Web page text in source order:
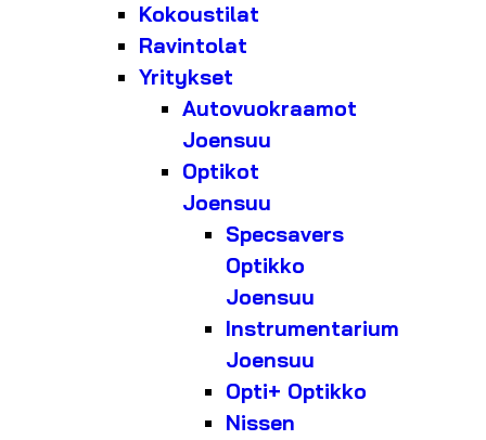
Kokoustilat
Ravintolat
Yritykset
Autovuokraamot
Joensuu
Optikot
Joensuu
Specsavers
Optikko
Joensuu
Instrumentarium
Joensuu
Opti+ Optikko
Nissen